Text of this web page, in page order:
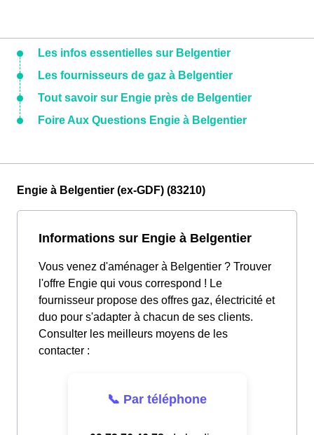
Les infos essentielles sur Belgentier
Les fournisseurs de gaz à Belgentier
Tout savoir sur Engie près de Belgentier
Foire Aux Questions Engie à Belgentier
Engie à Belgentier (ex-GDF) (83210)
Informations sur Engie à Belgentier
Vous venez d'aménager à Belgentier ? Trouver
l'offre Engie qui vous correspond ! Le
fournisseur propose des offres gaz, électricité et
duo pour s'adapter à chacun de ses clients.
Consulter les meilleurs moyens de les
contacter :
📞 Par téléphone